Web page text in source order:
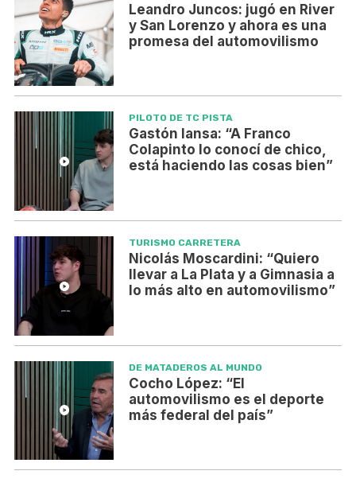
Leandro Juncos: jugó en River
y San Lorenzo y ahora es una
promesa del automovilismo
PILOTO DE TC PISTA
Gastón Iansa: “A Franco
Colapinto lo conocí de chico,
está haciendo las cosas bien”
TURISMO CARRETERA
Nicolás Moscardini: “Quiero
llevar a La Plata y a Gimnasia a
lo más alto en automovilismo”
DE MATADEROS AL MUNDO
Cocho López: “El
automovilismo es el deporte
más federal del país”